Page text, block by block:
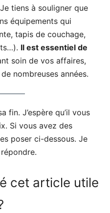
tiens à souligner que
équipements qui
tapis de couchage,
Il est essentiel de
soin de vos affaires,
nombreuses années.
fin. J’espère qu’il vous
Si vous avez des
poser ci-dessous. Je
cet article utile